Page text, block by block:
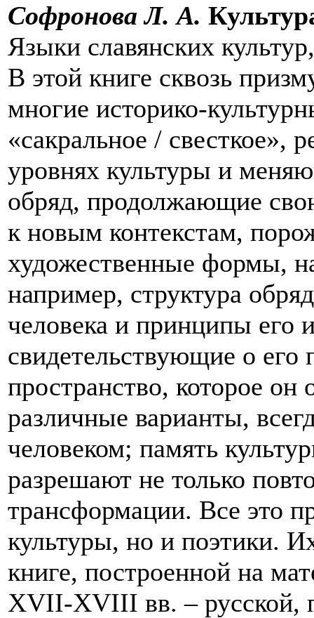
Софронова Л. А.
Языки славянских
В этой книге сквозь
многие историко-
«сакральное / свесткое»,
уровнях культуры и
обряд, продолжающие
к новым контекстам,
художественные формы,
например, структура
человека и принципы его
свидетельствующие о его
пространство, которое он
различные варианты,
человеком; память
разрешают не только
трансформации. Все это
культуры, но и поэтики.
книге, построенной на
XVII-XVIII вв. – русской,